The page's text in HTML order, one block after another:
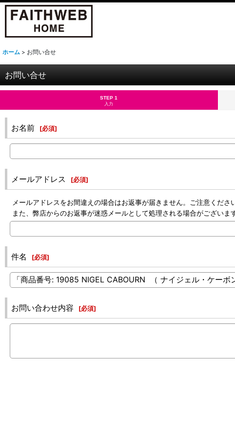
ホーム > お問い合せ
お問い合せ
STEP 1
入力
お名前 [必須]
メールアドレス [必須]
メールアドレスをお間違えの場合はお返事が届きません。ご注意ください
また、弊店からのお返事が迷惑メールとして処理される場合がございま
件名 [必須]
お問い合わせ内容 [必須]